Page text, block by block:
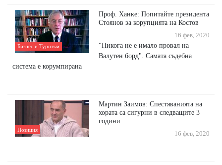
Бизнес и Туризъм
Проф. Ханке: Попитайте президента
Стоянов за корупцията на Костов
16 фев, 2020
"Никога не е имало провал на
Валутен борд". Самата съдебна
система е корумпирана
Позиция
Мартин Заимов: Спестяванията на
хората са сигурни в следващите 3
години
16 фев, 2020